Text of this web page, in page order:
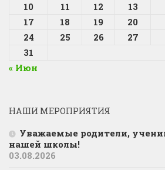
10
11 12 13
17
18 19 20
24
25 26 27
31
« Июн
НАШИ МЕРОПРИЯТИЯ
Уважаемые родители,
нашей школы!
03.08.2026